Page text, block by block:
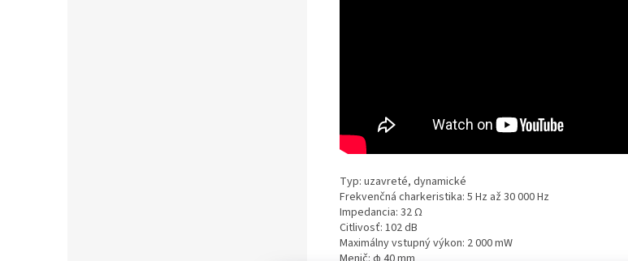
Typ: uzavreté, dynamické
Frekvenčná charkeristika: 5 Hz až 30 000 Hz
Impedancia: 32 Ω
Citlivosť: 102 dB
Maximálny vstupný výkon: 2 000 mW